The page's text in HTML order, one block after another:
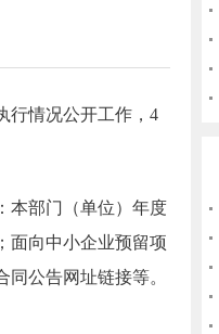
情况公开工作，4
部门（单位）年度
面向中小企业预留项
公告网址链接等。